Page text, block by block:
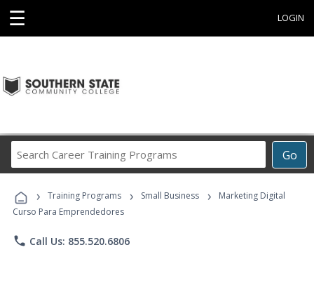
☰ LOGIN
Go
Career
Programs
› Training Programs › Small Business ›
Marketing Digital
Curso Para Emprendedores
phone Call Us: 855.520.6806